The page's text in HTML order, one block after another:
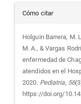
del
Cómo citar
Holguin Barrera, M.
M. A., & Vargas
enfermedad de
atendidos en el
2020. Pediatría, 56
https://doi.org/